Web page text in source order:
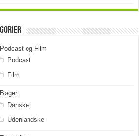
Podcast og Film
Podcast
Film
Bøger
Danske
Udenlandske